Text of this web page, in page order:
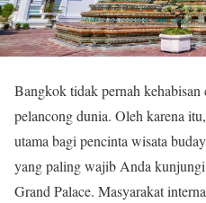
Bangkok tidak pernah kehabisan
pelancong dunia. Oleh karena
utama bagi pencinta wisata
yang paling wajib Anda kunjungi
Grand Palace. Masyarakat